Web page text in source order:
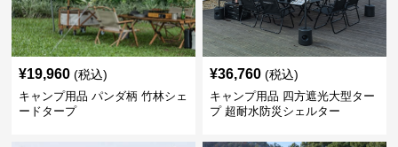
¥19,960 (税込)
キャンプ用品 パンダ柄 竹林シェ
ードタープ
¥36,760 (税込)
キャンプ用品 四方遮光大型ター
プ 超耐水防災シェルター